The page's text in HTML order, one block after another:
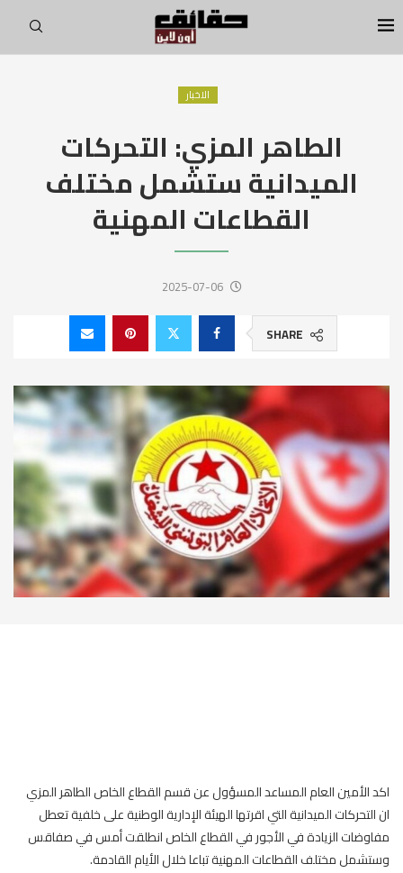
الاخبار
الطاهر المزي: التحركات
الميدانية ستشمل مختلف
القطاعات المهنية
2025-07-06
SHARE
اكد الأمين العام المساعد المسؤول عن قسم القطاع الخاص الطاهر المزي
ان التحركات الميدانية التي اقرتها الهيئة الإدارية الوطنية على خلفية تعطل
مفاوضات الزيادة في الأجور في القطاع الخاص انطلقت أمس في صفاقس
وستشمل مختلف القطاعات المهنية تباعا خلال الأيام القادمة.